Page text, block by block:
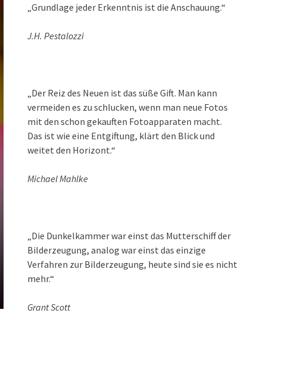
„Grundlage jeder Erkenntnis ist die Anschauung.“
J.H. Pestalozzi
„Der Reiz des Neuen ist das süße Gift. Man kann
vermeiden es zu schlucken, wenn man neue Fotos
mit den schon gekauften Fotoapparaten macht.
Das ist wie eine Entgiftung, klärt den Blick und
weitet den Horizont.“
Michael Mahlke
„Die Dunkelkammer war einst das Mutterschiff der
Bilderzeugung, analog war einst das einzige
Verfahren zur Bilderzeugung, heute sind sie es nicht
mehr.“
Grant Scott